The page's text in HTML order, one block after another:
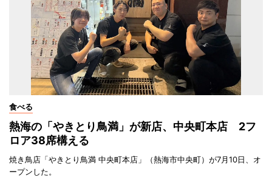
食べる
熱海の「やきとり鳥満」が新店、中央町本店 2フ
ロア38席構える
焼き鳥店「やきとり鳥満 中央町本店」（熱海市中央町）が7月10日、オ
ープンした。